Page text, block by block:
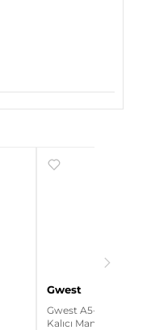
Gwest
Gwest A5-10XD 1NO
Kalıcı Mandal Buton